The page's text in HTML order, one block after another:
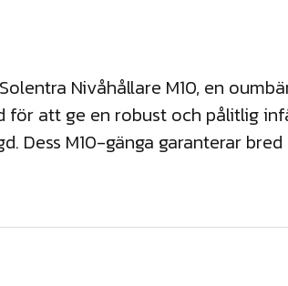
v
å
h
Nivåhållare M10, en
för att ge en robust och pålitlig
Dess M10-gänga garanterar